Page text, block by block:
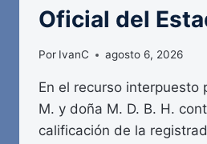
Oficial del
Por IvanC agosto 6, 2026
En el recurso interpuesto
M. y doña M. D. B. H.
calificación de la